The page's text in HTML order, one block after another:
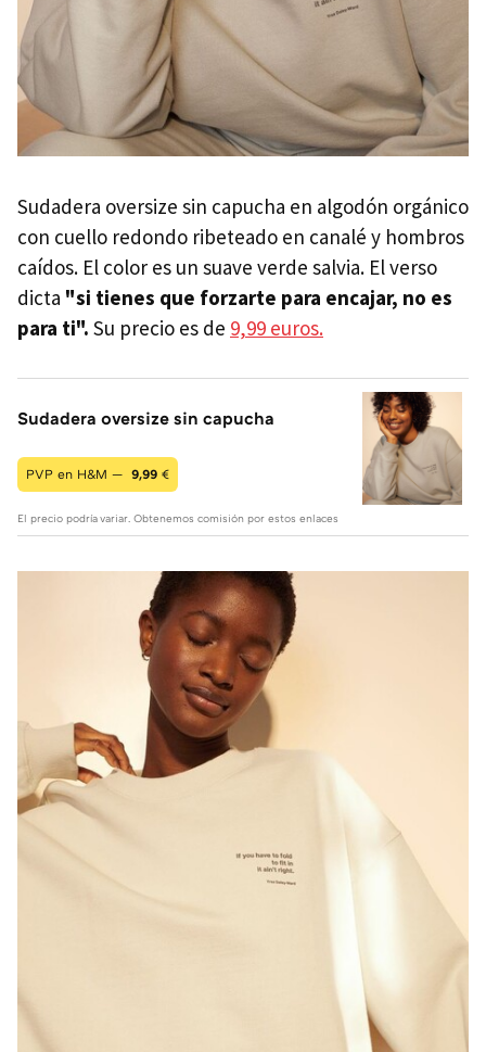
Sudadera oversize sin capucha en algodón orgánico
con cuello redondo ribeteado en canalé y hombros
caídos. El color es un suave verde salvia. El verso
dicta "si tienes que forzarte para encajar, no es
para ti". Su precio es de 9,99 euros.
Sudadera oversize sin capucha
PVP en H&M — 9,99 €
El precio podría variar. Obtenemos comisión por estos enlaces